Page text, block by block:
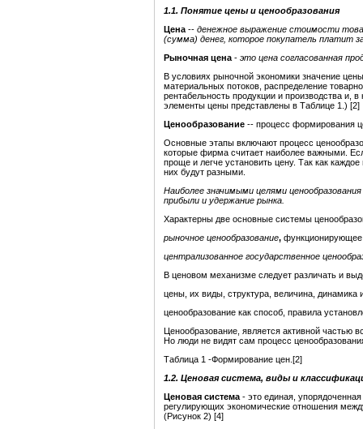
1.1. Понятие цены и ценообразования
Цена -- денежное выражение стоимости
(сумма) денег, которое покупатель платит
Рыночная цена - это цена согласованная
В условиях рыночной экономики значение
материальных потоков, распределение
рентабельность продукции и производства и,
элементы цены представлены в Таблице 1.) [2]
Ценообразование -- процесс формирования
Основные этапы включают процесс
которые фирма считает наиболее важными.
проще и легче установить цену. Так как
них будут разными.
Наиболее значимыми целями
прибыли и удержание рынка.
Характерны две основные системы
рыночное ценообразование, функционирующее
централизованное государственное
В ценовом механизме следует различать и
цены, их виды, структура, величина, динамика
ценообразование как способ, правила
Ценообразование, является активной частью
Но люди не видят сам процесс
Таблица 1 -Формирование цен.[2]
1.2. Ценовая система, виды и
Ценовая система - это единая,
регулирующих экономические отношения
(Рисунок 2) [4]